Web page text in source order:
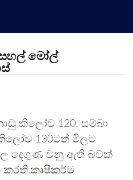
සහල් මෝල්
කිලෝව 120, සම්බා
130ටත් මිලට
දෙගුණ වනු ඇති බවක්